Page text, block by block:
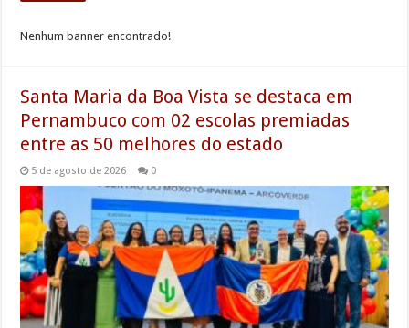
Nenhum banner encontrado!
Santa Maria da Boa Vista se destaca em
Pernambuco com 02 escolas premiadas
entre as 50 melhores do estado
5 de agosto de 2026 0